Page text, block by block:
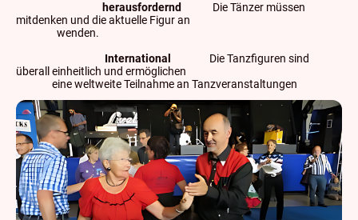
herausfordernd Die Tänzer müssen
mitdenken und die aktuelle Figur an
wenden.
International Die Tanzfiguren sind
überall einheitlich und ermöglichen
eine weltweite Teilnahme an Tanzveranstaltungen